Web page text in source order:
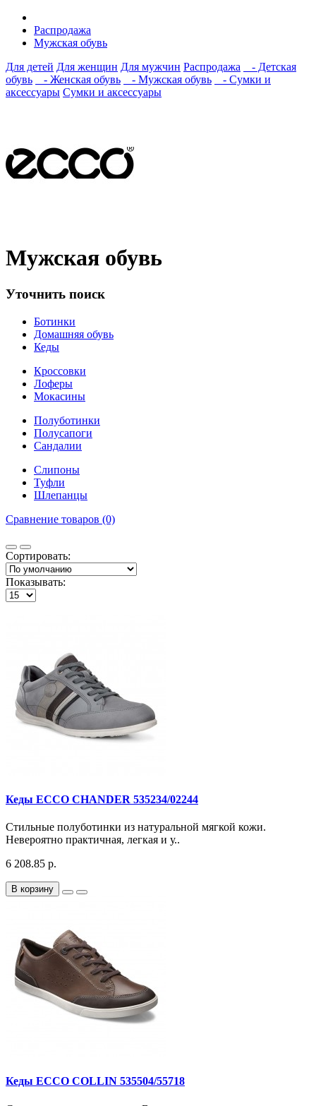
Распродажа
Мужская обувь
Для детей Для женщин Для мужчин Распродажа
- Детская
обувь
- Женская обувь - Мужская обувь
- Сумки и
аксессуары Сумки и аксессуары
Мужская обувь
Уточнить поиск
Ботинки
Домашняя обувь
Кеды
Кроссовки
Лоферы
Мокасины
Полуботинки
Полусапоги
Сандалии
Слипоны
Туфли
Шлепанцы
Сравнение товаров (0)
Сортировать:
Показывать:
Кеды ECCO CHANDER 535234/02244
Стильные полуботинки из натуральной мягкой кожи.
Невероятно практичная, легкая и у..
6 208.85 р.
В корзину
Кеды ECCO COLLIN 535504/55718